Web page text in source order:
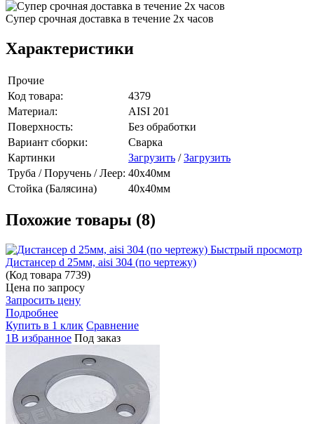
Супер срочная доставка в течение 2х часов
Характеристики
Прочие
Код товара:
4379
Материал:
AISI 201
Поверхность:
Без обработки
Вариант сборки:
Сварка
Картинки
Загрузить /Загрузить
Труба / Поручень / Леер: 40х40мм
Стойка (Балясина)
40х40мм
Похожие товары (8)
Быстрый просмотр
Дистансер d 25мм, aisi 304 (по чертежу)
(Код товара 7739)
Цена по запросу
Запросить цену
Подробнее
Купить в 1 клик Сравнение
1В избранное Под заказ